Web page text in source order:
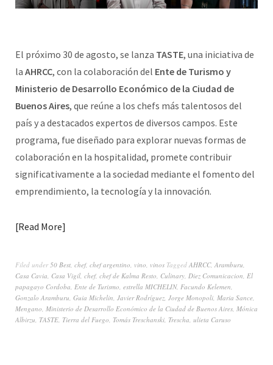
El próximo 30 de agosto, se lanza TASTE, una iniciativa de
la AHRCC, con la colaboración del Ente de Turismo y
Ministerio de Desarrollo Económico de la Ciudad de
Buenos Aires, que reúne a los chefs más talentosos del
país y a destacados expertos de diversos campos. Este
programa, fue diseñado para explorar nuevas formas de
colaboración en la hospitalidad, promete contribuir
significativamente a la sociedad mediante el fomento del
emprendimiento, la tecnología y la innovación.
Read More
Filed under50 Best, chef, chef argentino, vino, vinos Tagged AHRCC, Aramburu,
Casa Cavia, Casa Vigil, chef, chef de Kalma Resto, Culinary, Diez Comunicacion, El
papagayo Cordoba, Ente de Turismo, estrella MICHELIN, Facundo Kelemen,
Gonzalo Aramburu, Guia Michelin, Javier Rodríguez, Jorge Monopoli, Maria Sance,
Mengano, Ministerio de Desarrollo Económico de la Ciudad de Buenos Aires, Mónica
Albirzu, TASTE, Tierra del Fuego, Tomás Treschanski, Trescha, ulieta Caruso